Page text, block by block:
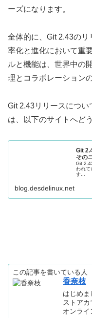
ーズになります。
全体的に、Git 2.43の
率化と進化において重
ルと機能は、世界中の
理とコラボレーション
Git 2.43リリースにつ
は、以下のサイトへどう
Git
その
Git
われて
す...
blog.desdelinux.net
この記事を書いている人
香奈枝
はじめま
ストア
オンライ